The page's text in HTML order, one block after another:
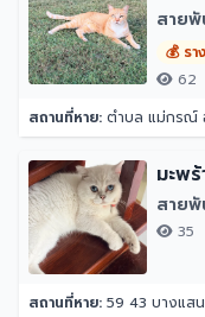
สายพั
💰 ร
62
สถานที่หาย: ตำบล แม่กรณ์
มะพร้
สายพั
35
สถานที่หาย: 59 43 บางแสนสา